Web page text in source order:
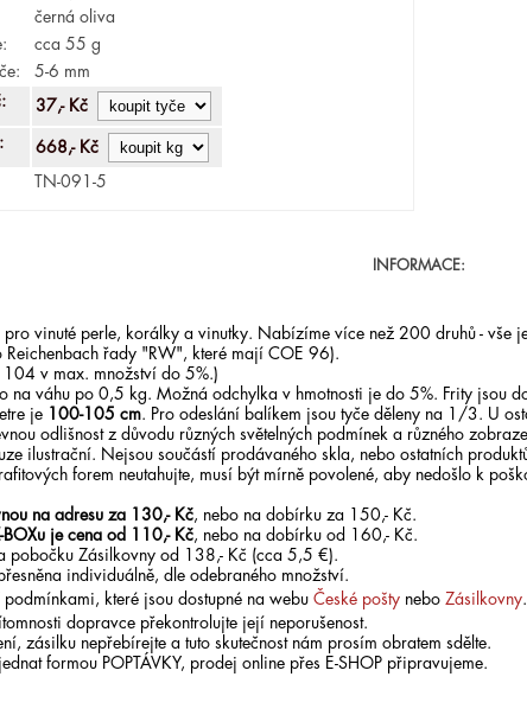
černá oliva
cca 55 g
5-6 mm
37,- Kč
668,- Kč
TN-091-5
INFORMACE:
pro vinuté perle, korálky a vinutky. Nabízíme více než 200 druhů - vše
Reichenbach řady "RW", které mají COE 96).
v max. množství do 5%.)
na váhu po 0,5 kg. Možná odchylka v hmotnosti je do 5%. Frity jsou
je 100-105 cm. Pro odeslání balíkem jsou tyče děleny na 1/3. U
odlišnost z důvodu různých světelných podmínek a různého
ilustrační. Nejsou součástí prodávaného skla, nebo ostatních
forem neutahujte, musí být mírně povolené, aby nedošlo k
na adresu za 130,- Kč, nebo na dobírku za 150,- Kč.
je cena od 110,- Kč, nebo na dobírku od 160,- Kč.
pobočku Zásilkovny od 138,- Kč (cca 5,5 €).
individuálně, dle odebraného množství.
které jsou dostupné na webuČeské pošty nebo Zásilkovny.
dopravce překontrolujte její neporušenost.
zásilku nepřebírejte a tuto skutečnost nám prosím obratem sdělte.
formou POPTÁVKY, prodej online přes E-SHOP připravujeme.